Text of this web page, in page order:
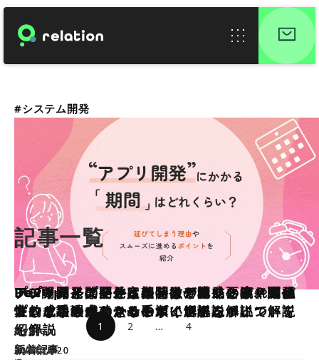
#システム開発
記事一覧
アプリ開発にかかる期間はどれくらい？延び
てしまう理由やスムーズに進めるポイントを
紹介
System
アジャイル開発とは？特徴や開発の流れ、代
表的な手法をわかりやすく解説
System
2024.12.20
DevOpsとアジャイル開発の違いとは？関係
性や、組み合わせる手順・ポイントについて
も解説
System
プロトタイプ開発とは？メリットとデメリッ
ト、成功させるためのポイントについて解説
System
2024.12.20
アプリ開発の要件定義とは？構成要素や進め
方、成功のポイントについて解説
System
2024.12.20
PoC開発とは？メリットとデメリット、開発
プロセスや成功させるポイントを解説
System
2024.12.20
投
稿
の
1 2 … 4
新着記事